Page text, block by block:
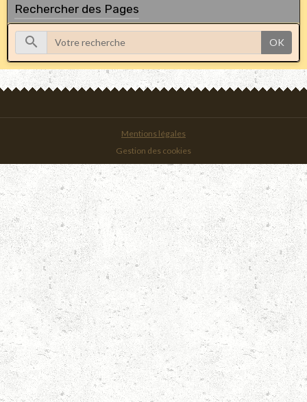
Rechercher des Pages
OK
Mentions légales
Gestion des cookies